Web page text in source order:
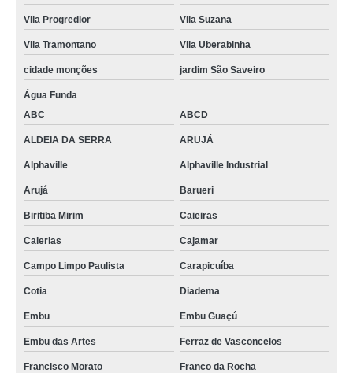
Vila Progredior Vila Suzana
Vila Tramontano Vila Uberabinha
cidade monções jardim São Saveiro
Água Funda
ABC
ABCD
ALDEIA DA SERRA ARUJÁ
Alphaville Alphaville Industrial
Arujá Barueri
Biritiba Mirim Caieiras
Caierias Cajamar
Campo Limpo Paulista Carapicuíba
Cotia Diadema
Embu Embu Guaçú
Embu das Artes Ferraz de Vasconcelos
Francisco Morato Franco da Rocha